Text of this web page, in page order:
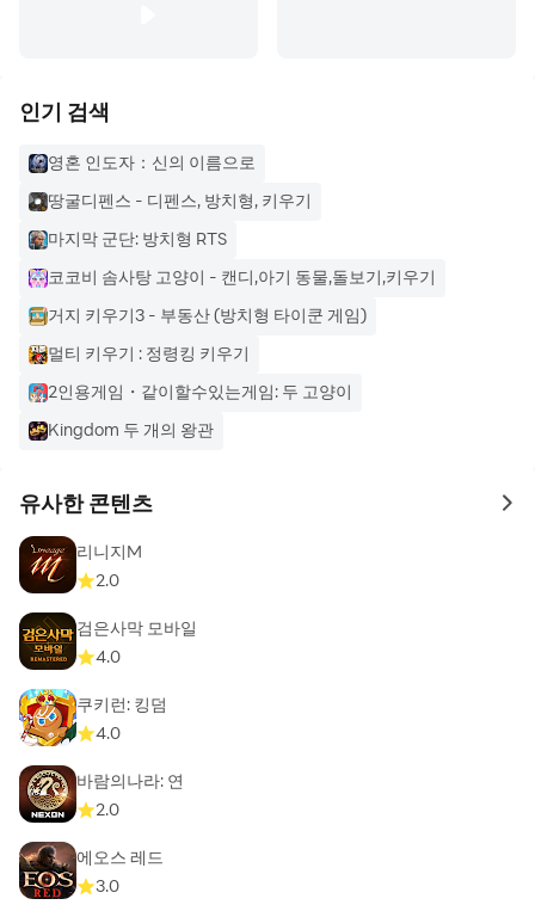
인기 검색
영혼 인도자：신의 이름으로
땅굴디펜스 - 디펜스, 방치형, 키우기
마지막 군단: 방치형 RTS
코코비 솜사탕 고양이 - 캔디,아기 동물,돌보기,키우기
거지 키우기3 - 부동산 (방치형 타이쿤 게임)
멀티 키우기 : 정령킹 키우기
2인용게임・같이할수있는게임: 두 고양이
Kingdom 두 개의 왕관
유사한 콘텐츠 to
리니지M
2.0
검은사막 모바일
4.0
쿠키런: 킹덤
4.0
바람의나라: 연
2.0
에오스 레드
3.0